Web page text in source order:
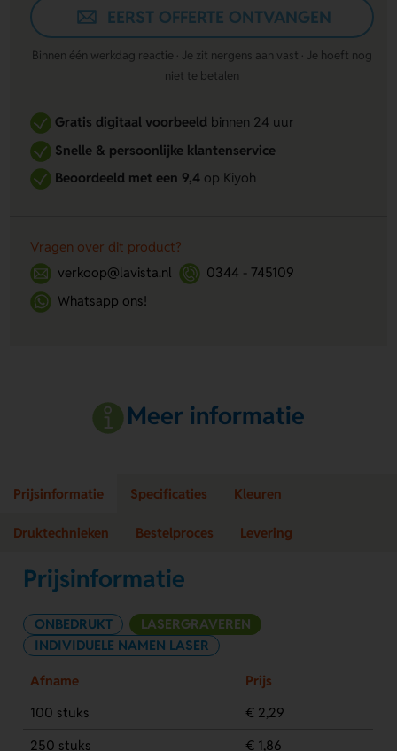
EERST OFFERTE ONTVANGEN
Binnen één werkdag reactie · Je zit nergens aan vast · Je hoeft nog
niet te betalen
Gratis digitaal voorbeeldbinnen 24 uur
Snelle & persoonlijke klantenservice
Beoordeeld met een 9,4op Kiyoh
Vragen over dit product?
verkoop@lavista.nl
0344 - 745109
Whatsapp ons!
Meer informatie
Prijsinformatie Specificaties Kleuren
Druktechnieken Bestelproces Levering
Prijsinformatie
ONBEDRUKT
LASERGRAVEREN
INDIVIDUELE NAMEN LASER
Afname
Prijs
100 stuks
€ 2,29
250 stuks
€ 1,86